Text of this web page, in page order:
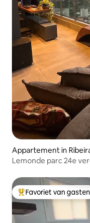
Appartement in
Lemonde parc 24e
Topfavoriet van
Favoriet van gasten